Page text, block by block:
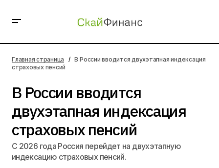
страховых пенсий
Главная страница
В России вводится двухэтапная индексация
страховых пенсий
В России вводится
двухэтапная индексация
страховых пенсий
С 2026 года Россия перейдет на двухэтапную
индексацию страховых пенсий.